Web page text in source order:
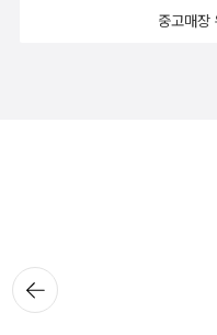
뒤로가
기
중고매장